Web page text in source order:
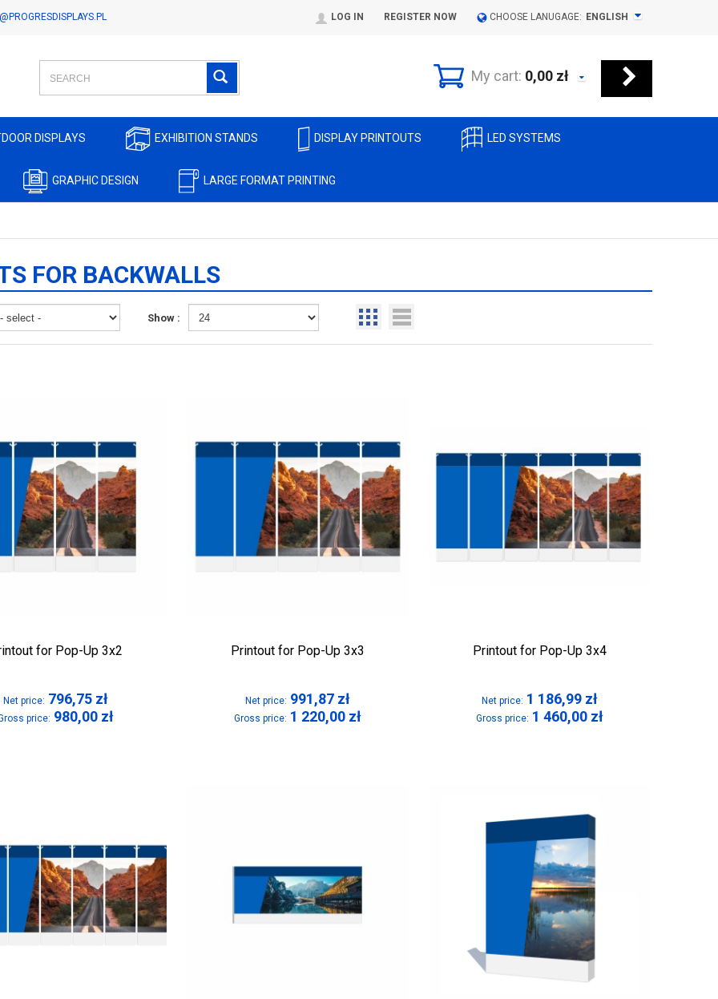
LOG IN REGISTER NOW CHOOSE LANUGAGE: ENGLISH
My cart: 0,00 zł
DISPLAYS EXHIBITION STANDS DISPLAY PRINTOUTS LED SYSTEMS
GRAPHIC DESIGN LARGE FORMAT PRINTING
FOR BACKWALLS
Show :
for Pop-Up 3x2
Net price: 796,75 zł
price: 980,00 zł
Printout for Pop-Up 3x3
Net price: 991,87 zł
Gross price: 1 220,00 zł
Printout for Pop-Up 3x4
Net price: 1 186,99 zł
Gross price: 1 460,00 zł